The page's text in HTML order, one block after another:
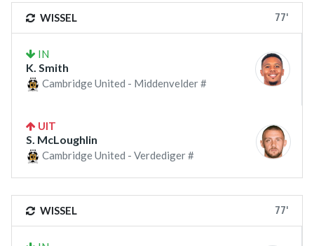
WISSEL 77'
IN
K. Smith
Cambridge United - Middenvelder #
UIT
S. McLoughlin
Cambridge United - Verdediger #
WISSEL 77'